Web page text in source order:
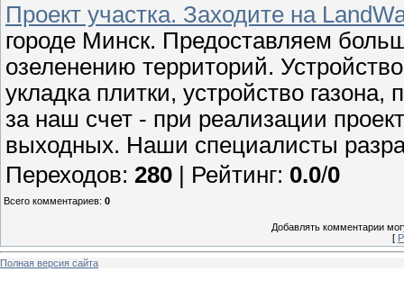
Проект участка. Заходите на
городе Минск. Предоставляем
озеленению территорий.
укладка плитки, устройство
за наш счет - при реализации
выходных. Наши специалисты
Переходов: 280 | Рейтинг: 0.0/0
Всего комментариев: 0
Добавлять комментарии
[
Полная версия сайта